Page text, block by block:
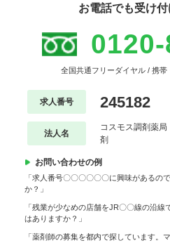
お電話でも受け
全国共通フリーダイヤル / 携
求人番号 245182
法人名
コスモス調剤薬
剤
お問い合わせの例
「求人番号〇〇〇〇〇〇に興味があるの
か？」
「残業が少なめの店舗をJR〇〇線の沿
はありますか？」
「薬剤師の募集を都内で探しています。